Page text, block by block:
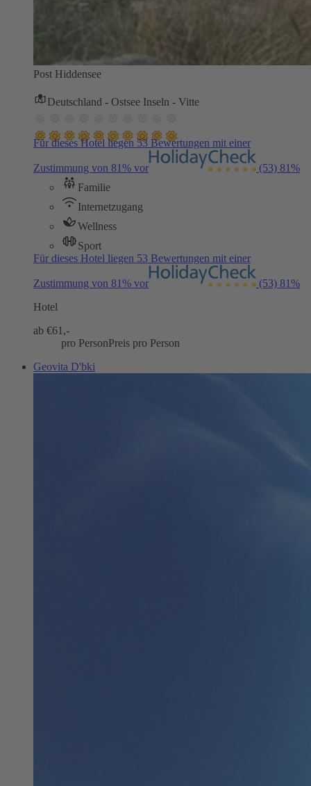
Post Hiddensee
Deutschland - Ostsee Inseln - Vitte
Für dieses Hotel liegen 53 Bewertungen mit einer
Zustimmung von 81% vor (53) 81%
Familie
Internetzugang
Wellness
Sport
Für dieses Hotel liegen 53 Bewertungen mit einer
Zustimmung von 81% vor (53) 81%
Hotel
ab €61,-
pro PersonPreis pro Person
Geovita D'bki